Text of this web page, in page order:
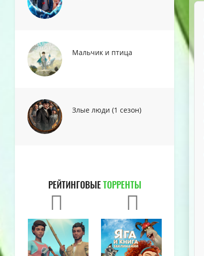
Мальчик и птица
Злые люди (1 сезон)
РЕЙТИНГОВЫЕТОРРЕНТЫ